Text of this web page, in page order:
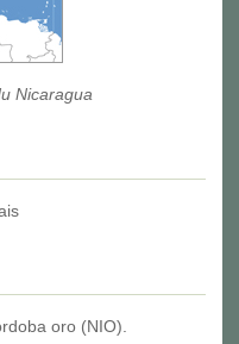
Nicaragua
oro (NIO).